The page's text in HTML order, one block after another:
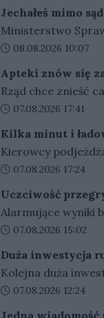
Spartą.
Polski. Najwięcej
emerytury,
bezpieczeństwo.
Jechałeś mimo
zakazu? Koniec z
zawieszeniu.
przepisy dla
Ministerstwo
szykuje ostre
zakazu
recydywę po
bezwzględne
Data dodania artykułu:
08.08.2026 10:07
Apteki znów się
Ale nie bez
Rząd chce znieść
reklamy aptek.
lojalnościowe,
udział dzieci.
Data dodania artykułu:
07.08.2026 17:41
Kilka minut i
działa. Złodzieje
na szybki zarobek
kierowców
Kierowcy
ładowarek i
kabli stają się
operatorów
tysięcy złotych.
Data dodania artykułu:
07.08.2026 17:24
Uczciwość
pieniędzmi. Tak
finansowe
Alarmujące wyniki
coraz częściej
zadłużeni
usprawiedliwiają
zachowania.
Data dodania artykułu:
07.08.2026 15:02
Duża inwestycja
Gorzowie. Umowa
czas na prace
Kolejna duża
Gorzowie jest
Data dodania artykułu:
07.08.2026 12:24
Jedna wiadomość